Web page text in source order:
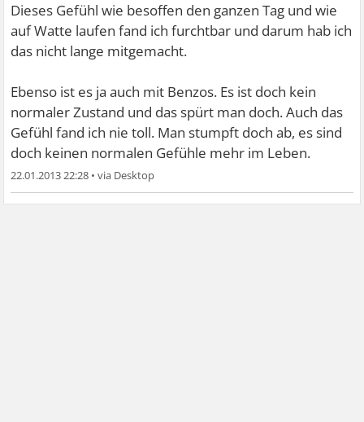
Dieses Gefühl wie besoffen den ganzen Tag und wie
auf Watte laufen fand ich furchtbar und darum hab ich
das nicht lange mitgemacht.
Ebenso ist es ja auch mit Benzos. Es ist doch kein
normaler Zustand und das spürt man doch. Auch das
Gefühl fand ich nie toll. Man stumpft doch ab, es sind
doch keinen normalen Gefühle mehr im Leben.
22.01.2013 22:28 •